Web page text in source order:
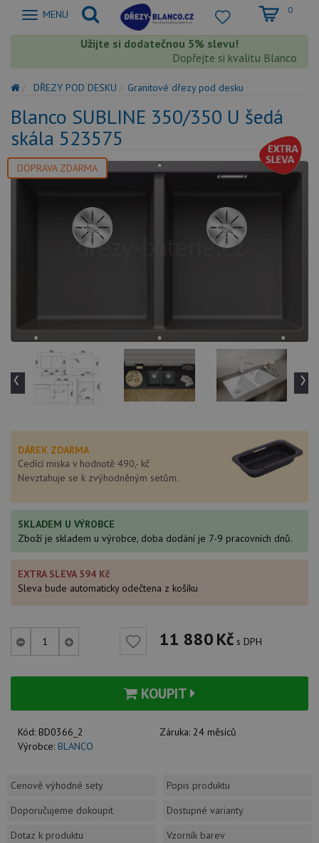
Zobrazit
MENU 0
Užijte si dodatečnou 5% slevu!
Dopřejte si kvalitu Blanco s
DŘEZY POD DESKU Granitové dřezy pod desku
Blanco SUBLINE 350/350 U šedá
skála 523575
DOPRAVA ZDARMA
‹ ›
DÁREK ZDARMA
Cedící miska v hodnotě 490,- kč
Nevztahuje se k zvýhodněným setům.
SKLADEM U VÝROBCE
Zboží je skladem u výrobce, doba dodání je 7-9 pracovních dnů.
EXTRA SLEVA 594 Kč
Sleva bude automaticky odečtena z košíku
11 880Kč s DPH
KOUPIT
Kód: BD0366_2 Záruka: 24 měsíců
Výrobce: BLANCO
Cenově výhodné sety
Popis produktu
Doporučujeme dokoupit
Dostupné varianty
Dotaz k produktu
Vzorník barev